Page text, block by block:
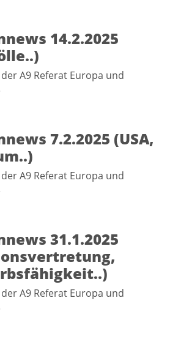
14.2.2025
A9 Referat Europa und
7.2.2025 (USA,
A9 Referat Europa und
31.1.2025
A9 Referat Europa und